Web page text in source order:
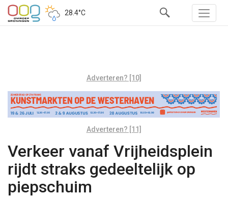
28.4°C
Adverteren? [10]
Adverteren? [11]
Verkeer vanaf Vrijheidsplein
rijdt straks gedeeltelijk op
piepschuim